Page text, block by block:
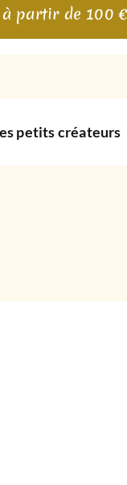
partir de 100
petits créateurs